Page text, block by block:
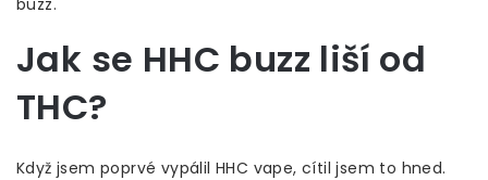
buzz.
Jak se HHC buzz liší od
THC?
Když jsem poprvé vypálil HHC vape, cítil jsem to hned.